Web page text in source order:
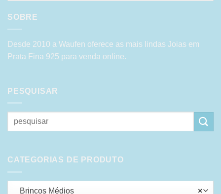
SOBRE
Desde 2010 a Waufen oferece as mais lindas Joias em
Prata Fina 925 para venda online.
PESQUISAR
Pesquisar
por:
CATEGORIAS DE PRODUTO
×
Brincos Médios